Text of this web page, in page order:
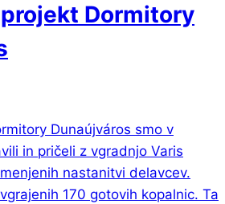
Dormitory
Dunaújváros smo v
in pričeli z vgradnjo Varis
nastanitvi delavcev.
170 gotovih kopalnic. Ta